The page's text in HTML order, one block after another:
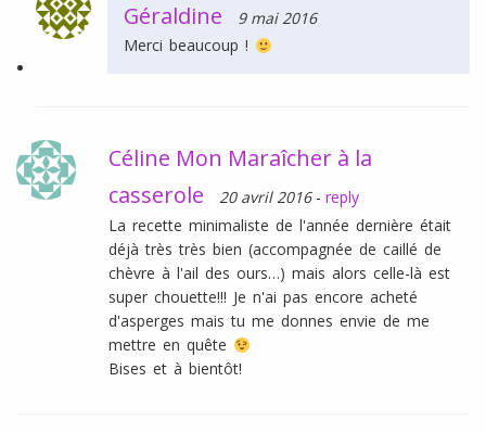
Géraldine
9 mai 2016
Merci beaucoup !
Céline Mon Maraîcher à la
casserole
20 avril 2016 - reply
La recette minimaliste de l'année dernière était
déjà très très bien (accompagnée de caillé de
chèvre à l'ail des ours…) mais alors celle-là est
super chouette!!! Je n'ai pas encore acheté
d'asperges mais tu me donnes envie de me
mettre en quête
Bises et à bientôt!